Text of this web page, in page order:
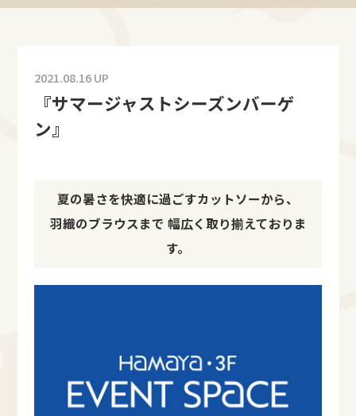
2021.08.16 UP
『サマージャストシーズンバーゲ
ン』
夏の暑さを快適に過ごすカットソーから、
羽織のブラウスまで 幅広く取り揃えておりま
す。